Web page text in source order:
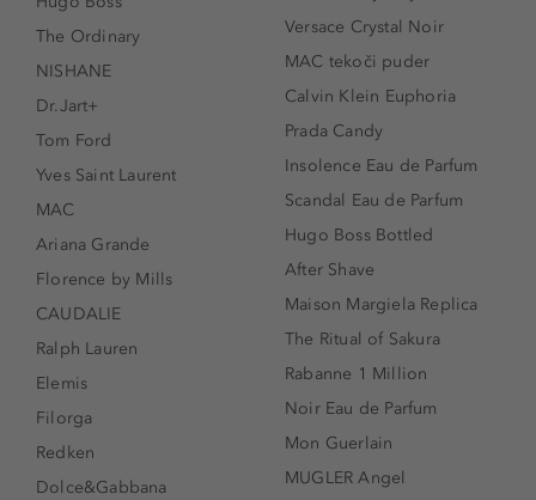
The Ordinary
NISHANE
Dr.Jart+
Tom Ford
Yves Saint Laurent
MAC
Ariana Grande
Florence by Mills
CAUDALIE
Ralph Lauren
Elemis
Filorga
Redken
Dolce&Gabbana
Versace Crystal Noir
MAC tekoči puder
Calvin Klein Euphoria
Prada Candy
Insolence Eau de Parfum
Scandal Eau de Parfum
Hugo Boss Bottled
After Shave
Maison Margiela Replica
The Ritual of Sakura
Rabanne 1 Million
Noir Eau de Parfum
Mon Guerlain
MUGLER Angel